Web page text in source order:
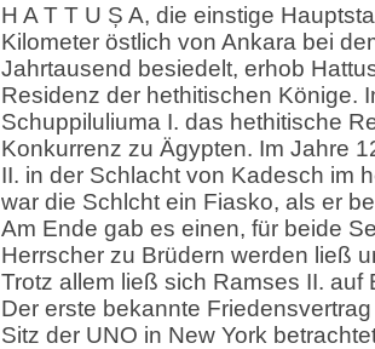
H A T T U Ș A, die einstige
Kilometer östlich von Ankara bei
Jahrtausend besiedelt, erhob
Residenz der hethitischen Könige.
Schuppiluliuma I. das hethitische
Konkurrenz zu Ägypten. Im Jahre
II. in der Schlacht von Kadesch im
war die Schlcht ein Fiasko, als er
Am Ende gab es einen, für beide
Herrscher zu Brüdern werden ließ
Trotz allem ließ sich Ramses II.
Der erste bekannte
Sitz der UNO in New York